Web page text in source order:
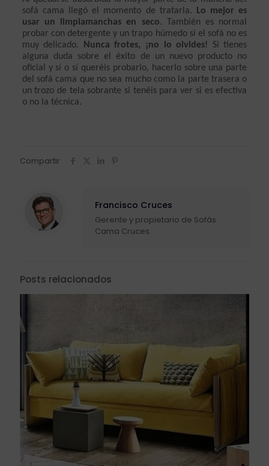
sofá cama llegó el momento de tratarla.
Lo mejor es
usar un limpiamanchas en seco. También es normal
probar con detergente y un trapo húmedo si el sofá no es
muy delicado.
Nunca frotes, ¡no lo olvides! Si tienes
alguna duda sobre el éxito de un nuevo producto no
oficial y sí o sí queréis probarlo, hacerlo sobre una parte
del sofá cama que no sea mucho como la parte trasera o
un trozo de tela sobrante si tenéis para ver si es efectiva
o no la técnica.
Compartir
Francisco Cruces
Gerente y propietario de Sofás
Cama Cruces.
Posts relacionados